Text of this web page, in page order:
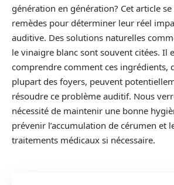
génération en génération? Cet article
remèdes pour déterminer leur réel
auditive. Des solutions naturelles
le vinaigre blanc sont souvent citées. Il
comprendre comment ces ingrédients,
plupart des foyers, peuvent
résoudre ce problème auditif. Nous
nécessité de maintenir une bonne
prévenir l’accumulation de cérumen et
traitements médicaux si nécessaire.